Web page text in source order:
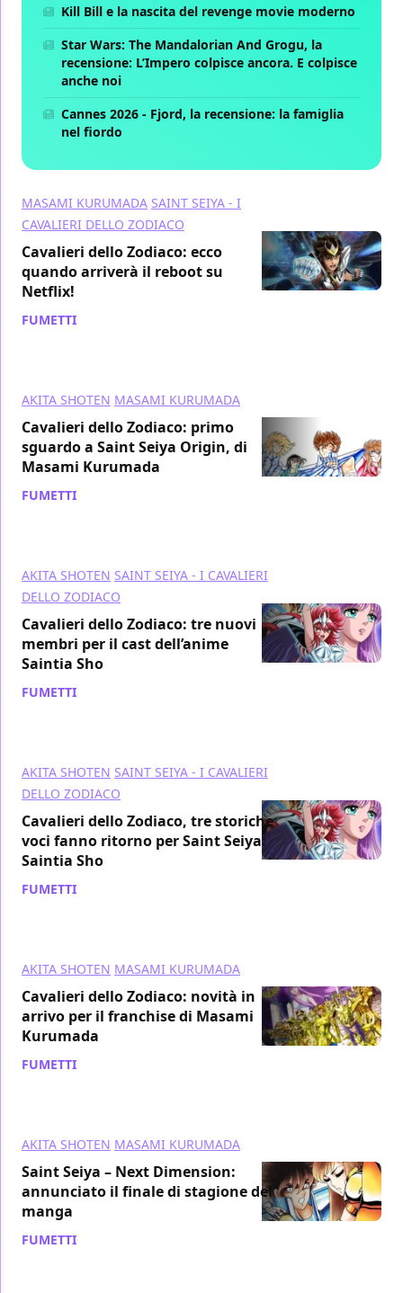
Kill Bill e la nascita del revenge movie moderno
Star Wars: The Mandalorian And Grogu, la
recensione: L’Impero colpisce ancora. E colpisce
anche noi
Cannes 2026 - Fjord, la recensione: la famiglia
nel fiordo
MASAMI KURUMADA SAINT SEIYA - I
CAVALIERI DELLO ZODIACO
Cavalieri dello Zodiaco: ecco
quando arriverà il reboot su
Netflix!
FUMETTI
AKITA SHOTEN MASAMI KURUMADA
Cavalieri dello Zodiaco: primo
sguardo a Saint Seiya Origin, di
Masami Kurumada
FUMETTI
AKITA SHOTEN SAINT SEIYA - I CAVALIERI
DELLO ZODIACO
Cavalieri dello Zodiaco: tre nuovi
membri per il cast dell’anime
Saintia Sho
FUMETTI
AKITA SHOTEN SAINT SEIYA - I CAVALIERI
DELLO ZODIACO
Cavalieri dello Zodiaco, tre storiche
voci fanno ritorno per Saint Seiya:
Saintia Sho
FUMETTI
AKITA SHOTEN MASAMI KURUMADA
Cavalieri dello Zodiaco: novità in
arrivo per il franchise di Masami
Kurumada
FUMETTI
AKITA SHOTEN MASAMI KURUMADA
Saint Seiya – Next Dimension:
annunciato il finale di stagione del
manga
FUMETTI